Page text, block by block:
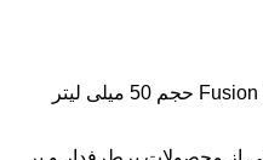
ضد آفتاب رنگی ایزدین مدل Fusion Water حجم 50 میلی لیتر